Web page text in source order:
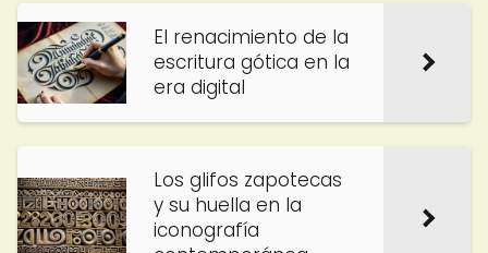
El renacimiento de la
escritura gótica en la
era digital
Los glifos zapotecas
y su huella en la
iconografía